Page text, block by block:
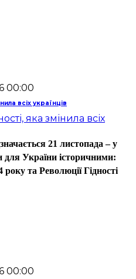
00:00
всіх українців
21 листопада – у
для України історичними:
та Революції Гідності
00:00